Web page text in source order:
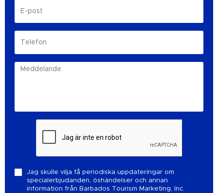
Jag skulle vilja få periodiska uppdateringar om
specialerbjudanden, öshändelser och annan
information från Barbados Tourism Marketing, Inc.